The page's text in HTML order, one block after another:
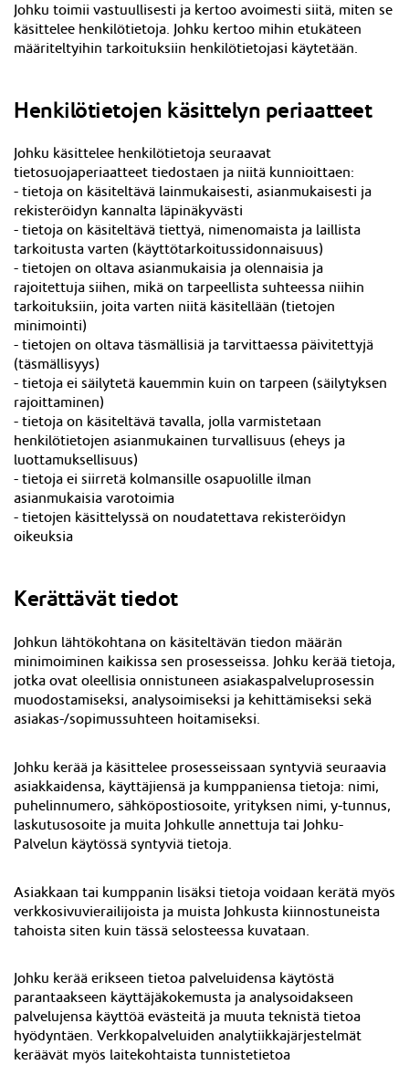
Johku toimii vastuullisesti ja kertoo avoimesti siitä, miten se
käsittelee henkilötietoja. Johku kertoo mihin etukäteen
määriteltyihin tarkoituksiin henkilötietojasi käytetään.
Henkilötietojen käsittelyn periaatteet
Johku käsittelee henkilötietoja seuraavat
tietosuojaperiaatteet tiedostaen ja niitä kunnioittaen:
- tietoja on käsiteltävä lainmukaisesti, asianmukaisesti ja
rekisteröidyn kannalta läpinäkyvästi
- tietoja on käsiteltävä tiettyä, nimenomaista ja laillista
tarkoitusta varten (käyttötarkoitussidonnaisuus)
- tietojen on oltava asianmukaisia ja olennaisia ja
rajoitettuja siihen, mikä on tarpeellista suhteessa niihin
tarkoituksiin, joita varten niitä käsitellään (tietojen
minimointi)
- tietojen on oltava täsmällisiä ja tarvittaessa päivitettyjä
(täsmällisyys)
- tietoja ei säilytetä kauemmin kuin on tarpeen (säilytyksen
rajoittaminen)
- tietoja on käsiteltävä tavalla, jolla varmistetaan
henkilötietojen asianmukainen turvallisuus (eheys ja
luottamuksellisuus)
- tietoja ei siirretä kolmansille osapuolille ilman
asianmukaisia varotoimia
- tietojen käsittelyssä on noudatettava rekisteröidyn
oikeuksia
Kerättävät tiedot
Johkun lähtökohtana on käsiteltävän tiedon määrän
minimoiminen kaikissa sen prosesseissa. Johku kerää tietoja,
jotka ovat oleellisia onnistuneen asiakaspalveluprosessin
muodostamiseksi, analysoimiseksi ja kehittämiseksi sekä
asiakas-/sopimussuhteen hoitamiseksi.
Johku kerää ja käsittelee prosesseissaan syntyviä seuraavia
asiakkaidensa, käyttäjiensä ja kumppaniensa tietoja: nimi,
puhelinnumero, sähköpostiosoite, yrityksen nimi, y-tunnus,
laskutusosoite ja muita Johkulle annettuja tai Johku-
Palvelun käytössä syntyviä tietoja.
Asiakkaan tai kumppanin lisäksi tietoja voidaan kerätä myös
verkkosivuvierailijoista ja muista Johkusta kiinnostuneista
tahoista siten kuin tässä selosteessa kuvataan.
Johku kerää erikseen tietoa palveluidensa käytöstä
parantaakseen käyttäjäkokemusta ja analysoidakseen
palvelujensa käyttöä evästeitä ja muuta teknistä tietoa
hyödyntäen. Verkkopalveluiden analytiikkajärjestelmät
keräävät myös laitekohtaista tunnistetietoa